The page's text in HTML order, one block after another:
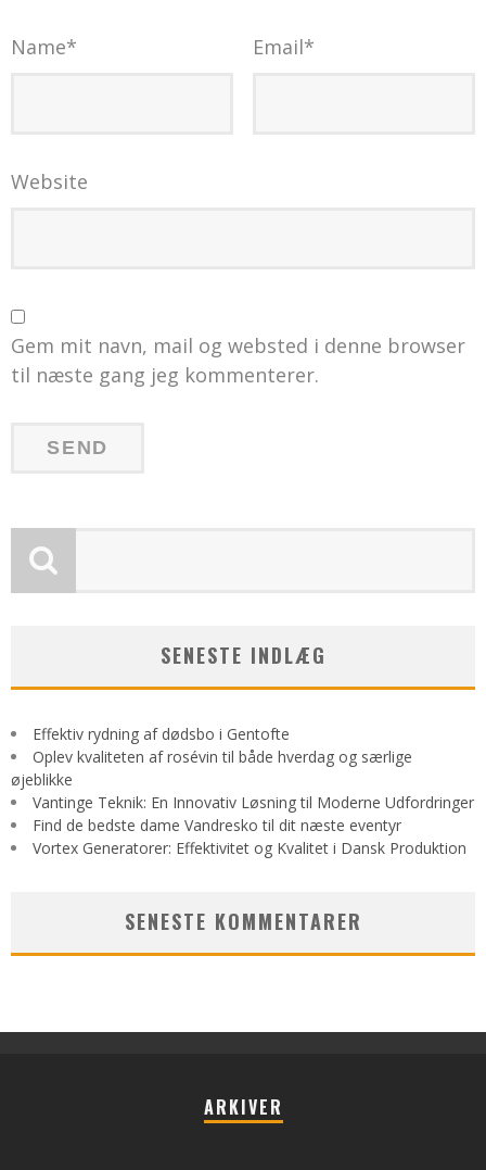
Name* Email*
Website
Gem mit navn, mail og websted i denne browser
til næste gang jeg kommenterer.
SENESTE INDLÆG
Effektiv rydning af dødsbo i Gentofte
Oplev kvaliteten af rosévin til både hverdag og særlige
øjeblikke
Vantinge Teknik: En Innovativ Løsning til Moderne Udfordringer
Find de bedste dame Vandresko til dit næste eventyr
Vortex Generatorer: Effektivitet og Kvalitet i Dansk Produktion
SENESTE KOMMENTARER
ARKIVER